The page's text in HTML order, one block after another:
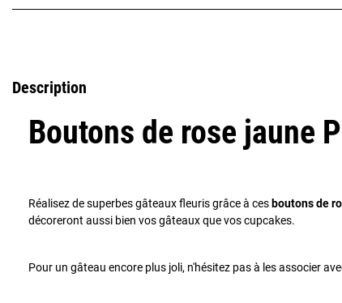
Description
Boutons de rose jaune
Réalisez de superbes gâteaux fleuris grâce à ces boutons de
décoreront aussi bien vos gâteaux que vos cupcakes.
Pour un gâteau encore plus joli, n'hésitez pas à les associer